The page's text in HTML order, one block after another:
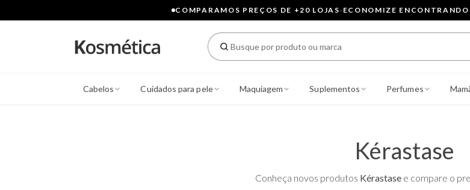
COMPARAMOS PREÇOS DE +20 LOJAS· ECONOMIZE
Cabelos Cuidados para pele Maquiagem Suplementos Perfumes
Kérastase
Conheça novos produtos Kérastase e compare o